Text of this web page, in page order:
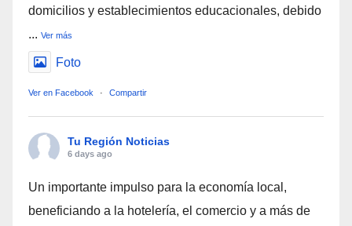
domicilios y establecimientos educacionales, debido
... Ver más
Foto
Ver en Facebook · Compartir
Tu Región Noticias
6 days ago
Un importante impulso para la economía local,
beneficiando a la hotelería, el comercio y a más de